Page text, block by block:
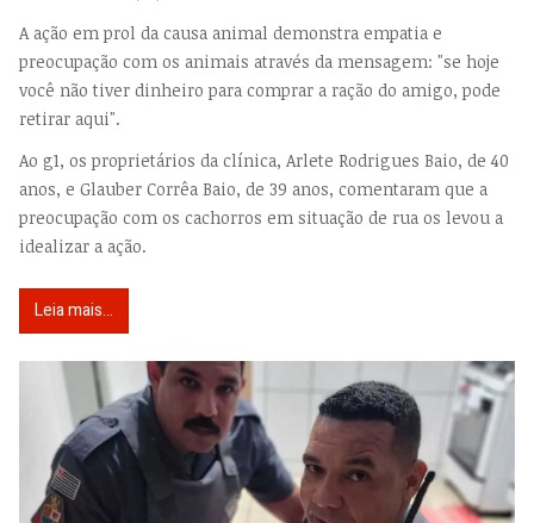
A ação em prol da causa animal demonstra empatia e
preocupação com os animais através da mensagem: "se hoje
você não tiver dinheiro para comprar a ração do amigo, pode
retirar aqui".
Ao g1, os proprietários da clínica, Arlete Rodrigues Baio, de 40
anos, e Glauber Corrêa Baio, de 39 anos, comentaram que a
preocupação com os cachorros em situação de rua os levou a
idealizar a ação.
Leia mais...